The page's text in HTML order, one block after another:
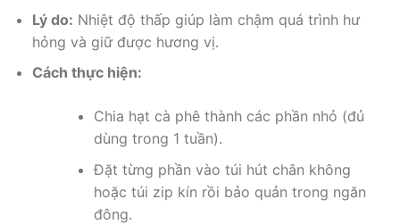
Lý do: Nhiệt độ thấp giúp làm chậm quá trình hư
hỏng và giữ được hương vị.
Cách thực hiện:
Chia hạt cà phê thành các phần nhỏ (đủ
dùng trong 1 tuần).
Đặt từng phần vào túi hút chân không
hoặc túi zip kín rồi bảo quản trong ngăn
đông.